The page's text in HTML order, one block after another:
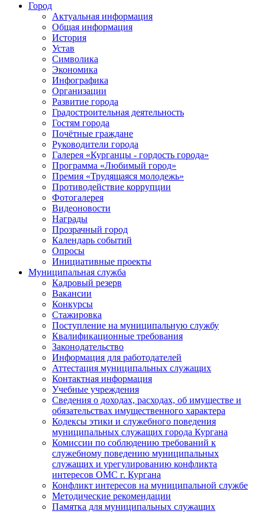
Город
Актуальная информация
Общая информация
История
Устав
Символика
Экономика
Инфографика
Организации
Развитие города
Градостроительная деятельность
Гостям города
Почётные граждане
Руководители города
Галерея «Курганцы - гордость города»
Программа «Любимый город»
Премия «Трудящаяся молодежь»
Противодействие коррупции
Фотогалерея
Видеоновости
Награды
Прозрачный город
Календарь событий
Опросы
Инициативные проекты
Муниципальная служба
Кадровый резерв
Вакансии
Конкурсы
Стажировка
Поступление на муниципальную службу
Квалификационные требования
Законодательство
Информация для работодателей
Аттестация муниципальных служащих
Контактная информация
Учебные учреждения
Сведения о доходах, расходах, об имуществе и
обязательствах имущественного характера
Кодексы этики и служебного поведения
муниципальных служащих города Кургана
Комиссии по соблюдению требований к
служебному поведению муниципальных
служащих и урегулированию конфликта
интересов ОМС г. Кургана
Конфликт интересов на муниципальной службе
Методические рекомендации
Памятка для муниципальных служащих